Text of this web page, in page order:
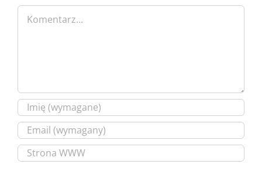
Comment